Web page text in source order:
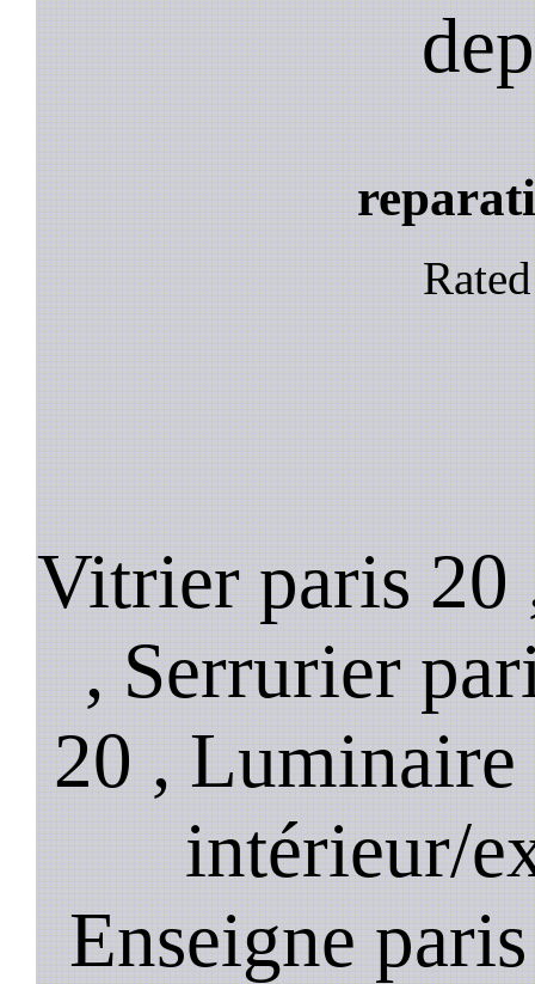
Vitrier paris 20
, Serrurier
20 ,
intérieur/
Enseigne